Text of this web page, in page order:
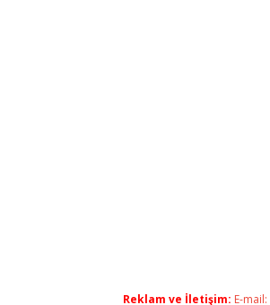
Reklam ve İletişim: E-mail: